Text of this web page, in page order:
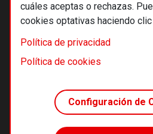
cuáles aceptas o rechazas.
cookies optativas haciendo clic
Política de privacidad
Política de cookies
Configuración de
© 2026 Alternativas
Footer
Términos y
Política de
Principios